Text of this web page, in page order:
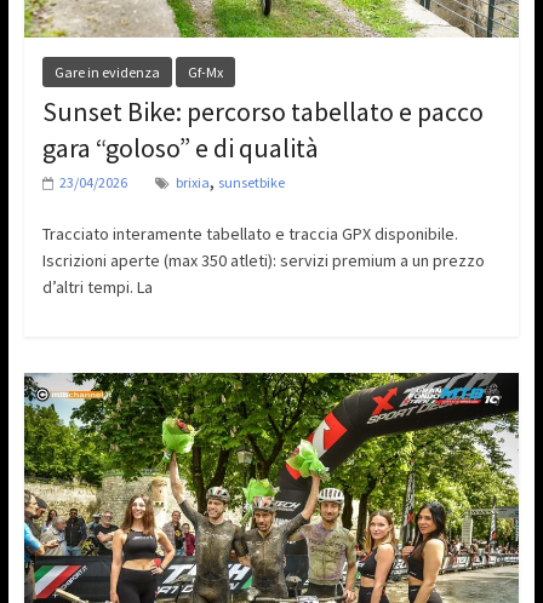
Gare in evidenza Gf-Mx
Sunset Bike: percorso tabellato e pacco
gara “goloso” e di qualità
23/04/2026 brixia, sunsetbike
Tracciato interamente tabellato e traccia GPX disponibile.
Iscrizioni aperte (max 350 atleti): servizi premium a un prezzo
d’altri tempi. La